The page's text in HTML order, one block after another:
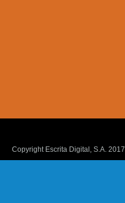
Copyright Escrita Digital, S.A. 2017